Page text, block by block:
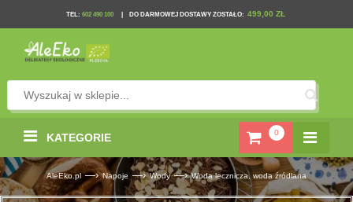
TEL: 602 490 100 DO DARMOWEJ DOSTAWY ZOSTAŁO: 499,00 ZŁ
0
KATEGORIE
AleEko.pl —› Napoje —› Wody —› Woda lecznicza, woda źródlana